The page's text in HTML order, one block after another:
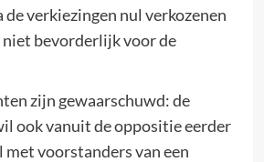
verkiezingen nul verkozenen
bevorderlijk voor de
zijn gewaarschuwd: de
ook vanuit de oppositie eerder
met voorstanders van een